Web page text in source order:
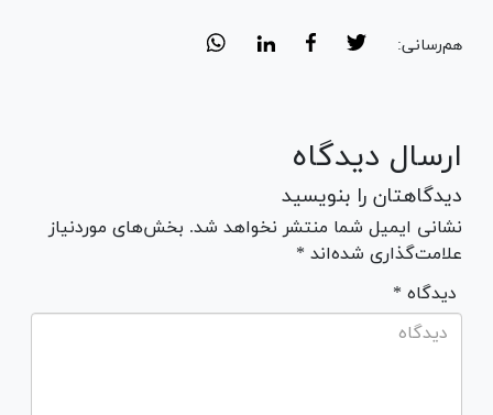
هم‌رسانی:
ارسال دیدگاه
دیدگاهتان را بنویسید
نشانی ایمیل شما منتشر نخواهد شد. بخش‌های موردنیاز
علامت‌گذاری شده‌اند *
* دیدگاه